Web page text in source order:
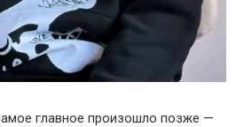
главное произошло позже —